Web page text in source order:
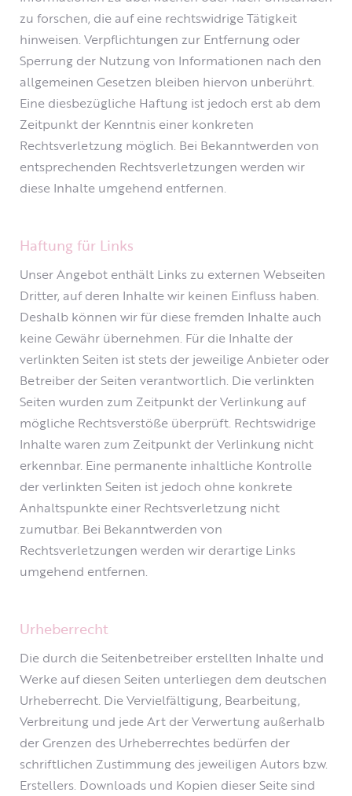
zu forschen, die auf eine rechtswidrige Tätigkeit
hinweisen. Verpflichtungen zur Entfernung oder
Sperrung der Nutzung von Informationen nach den
allgemeinen Gesetzen bleiben hiervon unberührt.
Eine diesbezügliche Haftung ist jedoch erst ab dem
Zeitpunkt der Kenntnis einer konkreten
Rechtsverletzung möglich. Bei Bekanntwerden von
entsprechenden Rechtsverletzungen werden wir
diese Inhalte umgehend entfernen.
Haftung für Links
Unser Angebot enthält Links zu externen Webseiten
Dritter, auf deren Inhalte wir keinen Einfluss haben.
Deshalb können wir für diese fremden Inhalte auch
keine Gewähr übernehmen. Für die Inhalte der
verlinkten Seiten ist stets der jeweilige Anbieter oder
Betreiber der Seiten verantwortlich. Die verlinkten
Seiten wurden zum Zeitpunkt der Verlinkung auf
mögliche Rechtsverstöße überprüft. Rechtswidrige
Inhalte waren zum Zeitpunkt der Verlinkung nicht
erkennbar. Eine permanente inhaltliche Kontrolle
der verlinkten Seiten ist jedoch ohne konkrete
Anhaltspunkte einer Rechtsverletzung nicht
zumutbar. Bei Bekanntwerden von
Rechtsverletzungen werden wir derartige Links
umgehend entfernen.
Urheberrecht
Die durch die Seitenbetreiber erstellten Inhalte und
Werke auf diesen Seiten unterliegen dem deutschen
Urheberrecht. Die Vervielfältigung, Bearbeitung,
Verbreitung und jede Art der Verwertung außerhalb
der Grenzen des Urheberrechtes bedürfen der
schriftlichen Zustimmung des jeweiligen Autors bzw.
Erstellers. Downloads und Kopien dieser Seite sind